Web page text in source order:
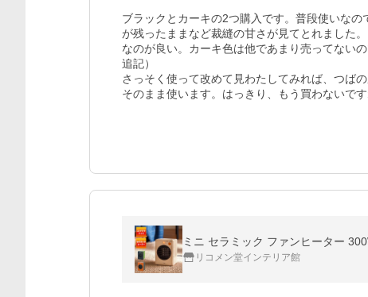
ブラックとカーキの2つ購入です。普段使いな
が残ったままなど裁縫の甘さが見てとれました
なのが良い。カーキ色は他であまり売ってないの
追記）
さっそく使って改めて見わたしてみれば、つば
そのまま使います。はっきり、もう買わないです
ミニ セラミック ファンヒーター
リコメン堂インテリア館